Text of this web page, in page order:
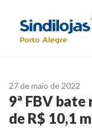
27 de maio de 2022
9ª FBV
de R$ 10,1